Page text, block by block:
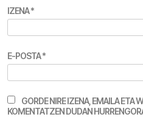
IZENA*
E-POSTA*
GORDE NIRE IZENA, EMAILA ETA
KOMENTATZEN DUDAN